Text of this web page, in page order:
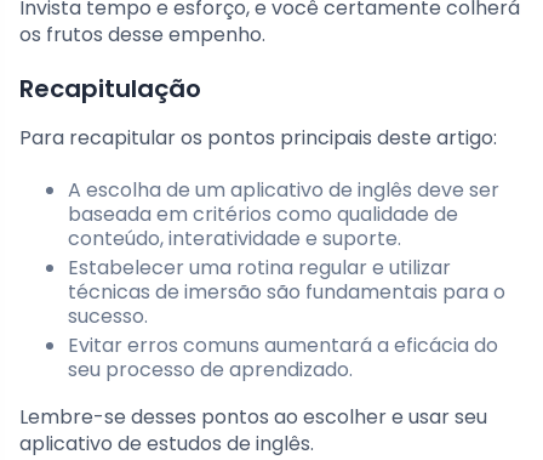
Invista tempo e esforço, e você certamente colherá
os frutos desse empenho.
Recapitulação
Para recapitular os pontos principais deste artigo:
A escolha de um aplicativo de inglês deve ser
baseada em critérios como qualidade de
conteúdo, interatividade e suporte.
Estabelecer uma rotina regular e utilizar
técnicas de imersão são fundamentais para o
sucesso.
Evitar erros comuns aumentará a eficácia do
seu processo de aprendizado.
Lembre-se desses pontos ao escolher e usar seu
aplicativo de estudos de inglês.